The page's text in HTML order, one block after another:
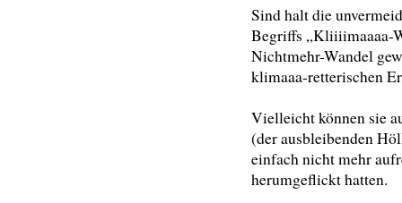
Sind halt die
Begriffs „Kliiiimaaaa-
Nichtmehr-Wandel
klimaaa-retterischen
Vielleicht können sie
(der ausbleibenden
einfach nicht mehr
herumgeflickt hatten.